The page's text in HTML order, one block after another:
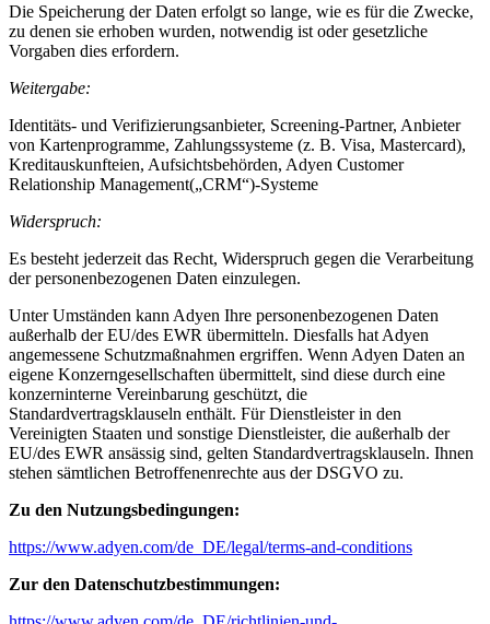
Die Speicherung der Daten erfolgt so lange, wie es für die Zwecke,
zu denen sie erhoben wurden, notwendig ist oder gesetzliche
Vorgaben dies erfordern.
Weitergabe:
Identitäts- und Verifizierungsanbieter, Screening-Partner, Anbieter
von Kartenprogramme, Zahlungssysteme (z. B. Visa, Mastercard),
Kreditauskunfteien, Aufsichtsbehörden, Adyen Customer
Relationship Management(„CRM“)-Systeme
Widerspruch:
Es besteht jederzeit das Recht, Widerspruch gegen die Verarbeitung
der personenbezogenen Daten einzulegen.
Unter Umständen kann Adyen Ihre personenbezogenen Daten
außerhalb der EU/des EWR übermitteln. Diesfalls hat Adyen
angemessene Schutzmaßnahmen ergriffen. Wenn Adyen Daten an
eigene Konzerngesellschaften übermittelt, sind diese durch eine
konzerninterne Vereinbarung geschützt, die
Standardvertragsklauseln enthält. Für Dienstleister in den
Vereinigten Staaten und sonstige Dienstleister, die außerhalb der
EU/des EWR ansässig sind, gelten Standardvertragsklauseln. Ihnen
stehen sämtlichen Betroffenenrechte aus der DSGVO zu.
Zu den Nutzungsbedingungen:
https://www.adyen.com/de_DE/legal/terms-and-conditions
Zur den Datenschutzbestimmungen: